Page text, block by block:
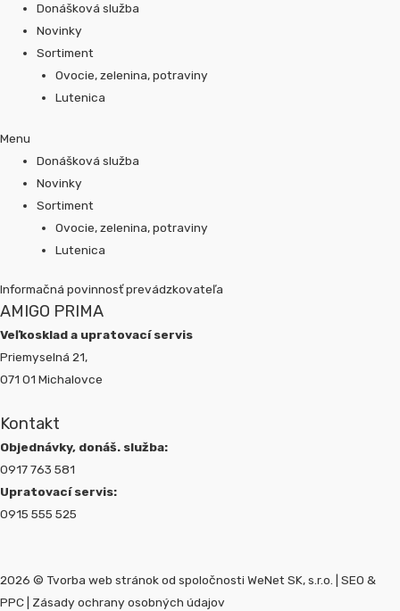
Donášková služba
Novinky
Sortiment
Ovocie, zelenina, potraviny
Lutenica
Menu
Donášková služba
Novinky
Sortiment
Ovocie, zelenina, potraviny
Lutenica
Informačná povinnosť prevádzkovateľa
AMIGO PRIMA
Veľkosklad a upratovací servis
Priemyselná 21,
071 01 Michalovce
Kontakt
Objednávky, donáš. služba:
0917 763 581
Upratovací servis:
0915 555 525
2026 © Tvorba web stránok od spoločnosti WeNet SK, s.r.o. | SEO &
PPC
Zásady ochrany osobných údajov